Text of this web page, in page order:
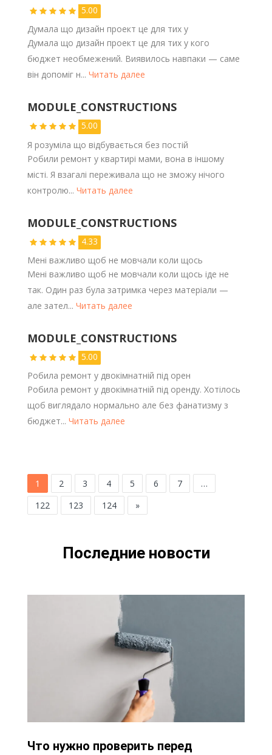
5.00
Думала що дизайн проект це для тих у
Думала що дизайн проект це для тих у кого
бюджет необмежений. Виявилось навпаки — саме
він допоміг н... Читать далее
MODULE_CONSTRUCTIONS
5.00
Я розуміла що відбувається без постій
Робили ремонт у квартирі мами, вона в іншому
місті. Я взагалі переживала що не зможу нічого
контролю... Читать далее
MODULE_CONSTRUCTIONS
4.33
Мені важливо щоб не мовчали коли щось
Мені важливо щоб не мовчали коли щось іде не
так. Один раз була затримка через матеріали —
але зател... Читать далее
MODULE_CONSTRUCTIONS
5.00
Робила ремонт у двокімнатній під орен
Робила ремонт у двокімнатній під оренду. Хотілось
щоб виглядало нормально але без фанатизму з
бюджет... Читать далее
1 2 3 4 5 6 7
…
122
123 124 »
Последние новости
Что нужно проверить перед